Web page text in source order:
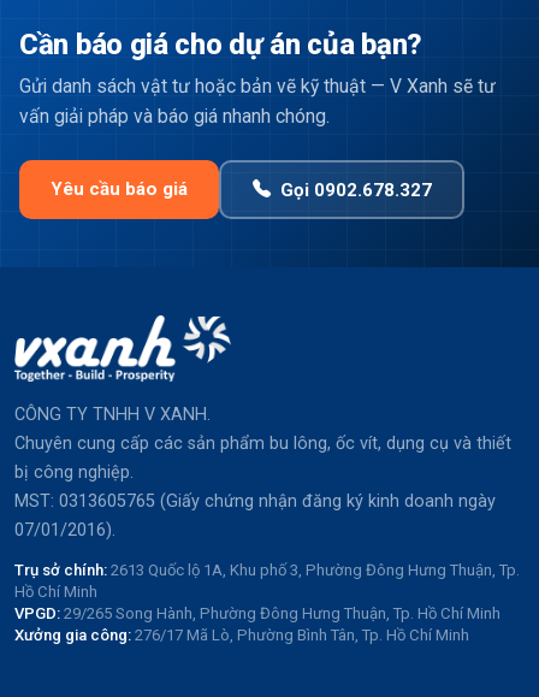
Cần báo giá cho dự án của bạn?
Gửi danh sách vật tư hoặc bản vẽ kỹ thuật — V Xanh sẽ tư
vấn giải pháp và báo giá nhanh chóng.
Yêu cầu báo giá Gọi 0902.678.327
CÔNG TY TNHH V XANH.
Chuyên cung cấp các sản phẩm bu lông, ốc vít, dụng cụ và thiết
bị công nghiệp.
MST: 0313605765 (Giấy chứng nhận đăng ký kinh doanh ngày
07/01/2016).
Trụ sở chính: 2613 Quốc lộ 1A, Khu phố 3, Phường Đông Hưng Thuận, Tp.
Hồ Chí Minh
VPGD: 29/265 Song Hành, Phường Đông Hưng Thuận, Tp. Hồ Chí Minh
Xưởng gia công: 276/17 Mã Lò, Phường Bình Tân, Tp. Hồ Chí Minh